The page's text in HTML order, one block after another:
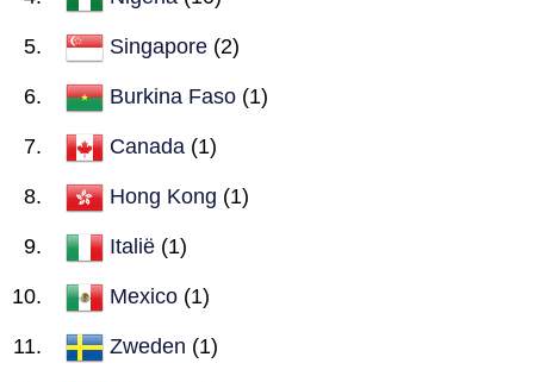
Singapore (2)
Burkina Faso (1)
Canada (1)
Hong Kong (1)
Italië (1)
Mexico (1)
Zweden (1)